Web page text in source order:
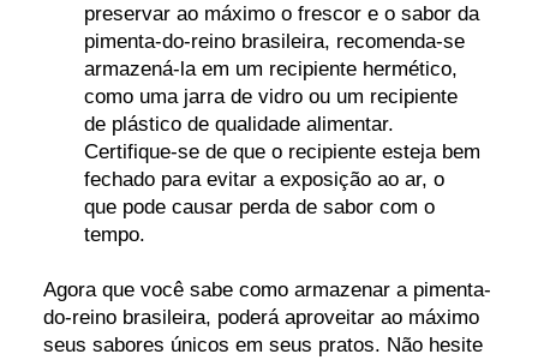
preservar ao máximo o frescor e o sabor da
pimenta-do-reino brasileira, recomenda-se
armazená-la em um recipiente hermético,
como uma jarra de vidro ou um recipiente
de plástico de qualidade alimentar.
Certifique-se de que o recipiente esteja bem
fechado para evitar a exposição ao ar, o
que pode causar perda de sabor com o
tempo.
Agora que você sabe como armazenar a pimenta-
do-reino brasileira, poderá aproveitar ao máximo
seus sabores únicos em seus pratos. Não hesite